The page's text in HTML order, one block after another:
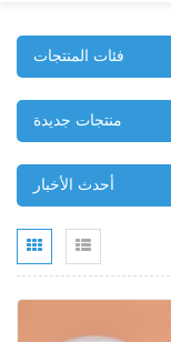
فئات المنتجات
منتجات جديدة
أحدث الأخبار